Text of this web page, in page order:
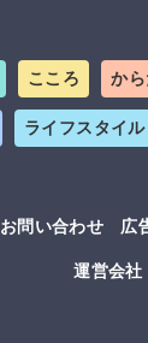
こころ か
ライフスタイル
お問い合わせ 広
運営会社